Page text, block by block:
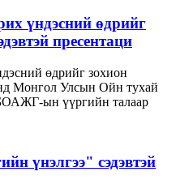
үндэсний өдрийг
пресентаци
өдрийг зохион
Монгол Улсын Ойн тухай
ын үүргийн талаар
үнэлгээ" сэдэвтэй